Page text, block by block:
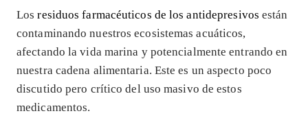
Losresiduos farmacéuticos de los antidepresivos están
contaminando nuestros ecosistemas acuáticos,
afectando la vida marina y potencialmente entrando en
nuestra cadena alimentaria. Este es un aspecto poco
discutido pero crítico del uso masivo de estos
medicamentos.